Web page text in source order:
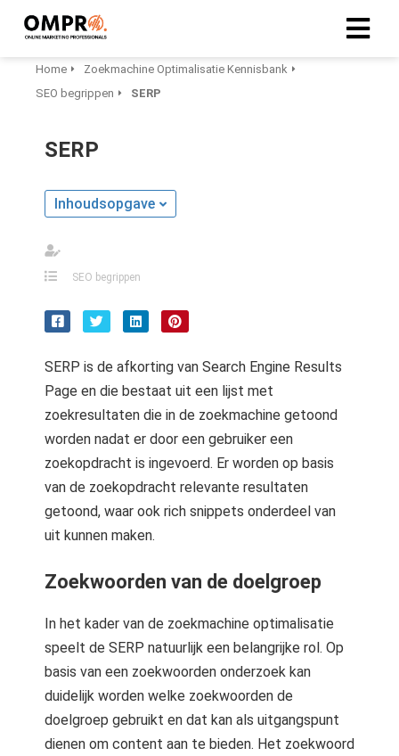
Home
Zoekmachine Optimalisatie Kennisbank
SEO begrippen
SERP
SERP
Inhoudsopgave
SEO begrippen
SERP is de afkorting van Search Engine Results
Page en die bestaat uit een lijst met
zoekresultaten die in de zoekmachine getoond
worden nadat er door een gebruiker een
zoekopdracht is ingevoerd. Er worden op basis
van de zoekopdracht relevante resultaten
getoond, waar ook rich snippets onderdeel van
uit kunnen maken.
Zoekwoorden van de doelgroep
In het kader van de zoekmachine optimalisatie
speelt de SERP natuurlijk een belangrijke rol. Op
basis van een zoekwoorden onderzoek kan
duidelijk worden welke zoekwoorden de
doelgroep gebruikt en dat kan als uitgangspunt
dienen om content aan te bieden. Het zoekwoord
om
deze
worden
over
op